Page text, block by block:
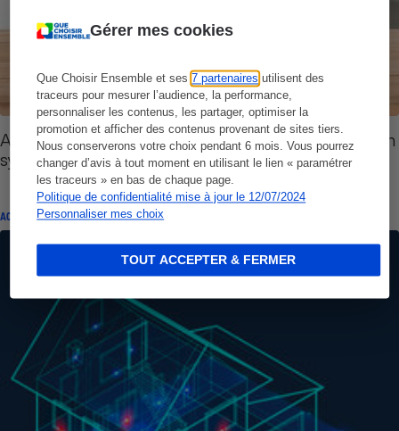
Gérer mes cookies
Que Choisir Ensemble et ses7 partenaires utilisent des
traceurs pour mesurer l’audience, la performance,
personnaliser les contenus, les partager, optimiser la
promotion et afficher des contenus provenant de sites tiers.
Nous conserverons votre choix pendant 6 mois. Vous pourrez
changer d’avis à tout moment en utilisant le lien « paramétrer
les traceurs » en bas de chaque page.
Politique de confidentialité mise à jour le 12/07/2024
Personnaliser mes choix
TOUT ACCEPTER & FERMER
Alarme, caméra, télésurveillance - Bien choisir son
système de protection
ACTUALITÉ